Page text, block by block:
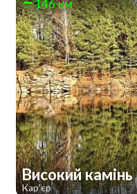
146 км
Високий камінь
Кар'єр